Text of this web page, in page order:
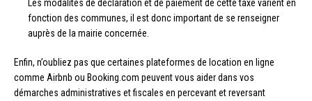
Les modalités de déclaration et de paiement de cette taxe varient en
fonction des communes, il est donc important de se renseigner
auprès de la mairie concernée.
Enfin, n’oubliez pas que certaines plateformes de location en ligne
comme Airbnb ou Booking.com peuvent vous aider dans vos
démarches administratives et fiscales en percevant et reversant